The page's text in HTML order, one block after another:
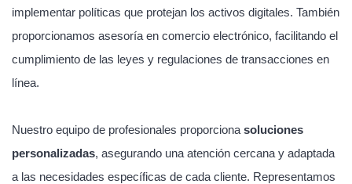
implementar políticas que protejan los activos digitales. También
proporcionamos asesoría en comercio electrónico, facilitando el
cumplimiento de las leyes y regulaciones de transacciones en
línea.
Nuestro equipo de profesionales proporciona soluciones
personalizadas, asegurando una atención cercana y adaptada
a las necesidades específicas de cada cliente. Representamos